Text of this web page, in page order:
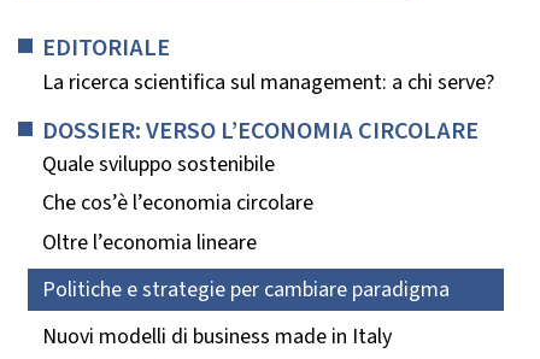
EDITORIALE
La ricerca scientifica sul management: a chi serve?
DOSSIER: VERSO L’ECONOMIA CIRCOLARE
Quale sviluppo sostenibile
Che cos’è l’economia circolare
Oltre l’economia lineare
Politiche e strategie per cambiare paradigma
Nuovi modelli di business made in Italy